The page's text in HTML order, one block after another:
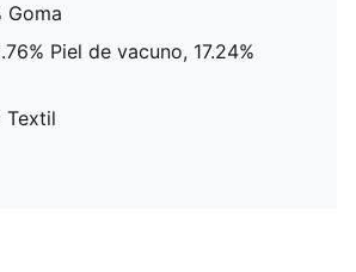
Goma
Piel de vacuno, 17.24%
Textil